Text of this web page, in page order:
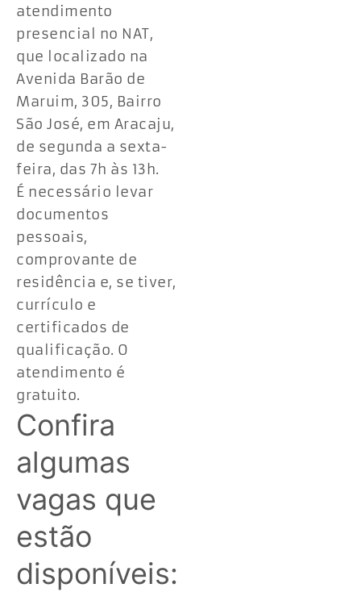
atendimento
presencial no NAT,
que localizado na
Avenida Barão de
Maruim, 305, Bairro
São José, em Aracaju,
de segunda a sexta-
feira, das 7h às 13h.
É necessário levar
documentos
pessoais,
comprovante de
residência e, se tiver,
currículo e
certificados de
qualificação. O
atendimento é
gratuito.
Confira
algumas
vagas que
estão
disponíveis: